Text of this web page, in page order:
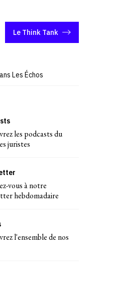
Le Think Tank
Les Échos
les podcasts du
juristes
vous à notre
hebdomadaire
l'ensemble de nos